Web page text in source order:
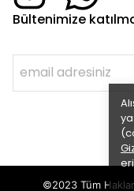
Bültenimize
©2023 Tüm